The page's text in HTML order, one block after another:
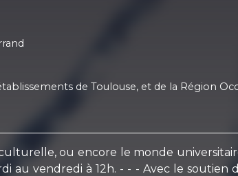
de Toulouse, et de la Région
ou encore le monde
vendredi à 12h. - - - Avec le soutien